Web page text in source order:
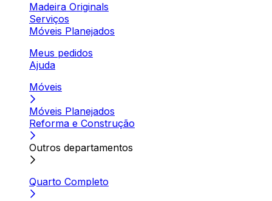
Madeira Originals
Serviços
Móveis Planejados
Meus pedidos
Ajuda
Móveis
Móveis Planejados
Reforma e Construção
Outros departamentos
Quarto Completo